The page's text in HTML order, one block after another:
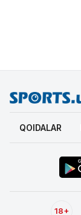
QOIDALAR
18+